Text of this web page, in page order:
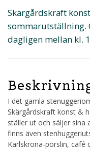
Skärgårdskraft
sommarutställning.
dagligen mellan kl.
I det gamla
Skärgårdskraft konst &
ställer ut och säljer sina
finns även
Karlskrona-porslin, café